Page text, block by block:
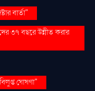
বার্তা"
৩৭ বছরে উন্নীত করার
ঘোষণা"